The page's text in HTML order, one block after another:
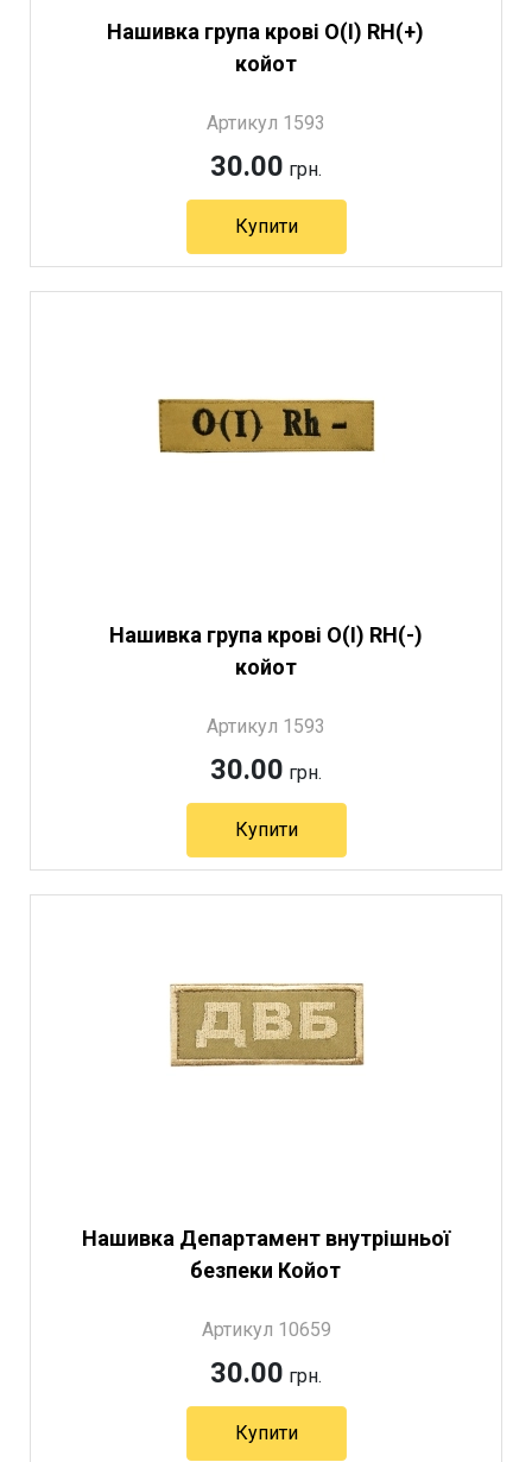
Нашивка група крові O(I) RH(+)
койот
Артикул 1593
30.00 грн.
Купити
Нашивка група крові O(I) RH(-)
койот
Артикул 1593
30.00 грн.
Купити
Нашивка Департамент внутрішньої
безпеки Койот
Артикул 10659
30.00 грн.
Купити